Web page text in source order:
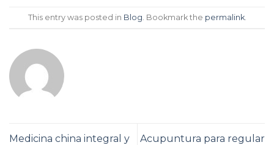
This entry was posted in Blog . Bookmark the permalink.
Medicina china integral y
Acupuntura para regular